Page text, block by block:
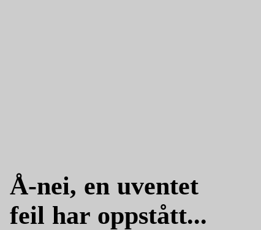
Å-nei, en uventet
feil har oppstått...